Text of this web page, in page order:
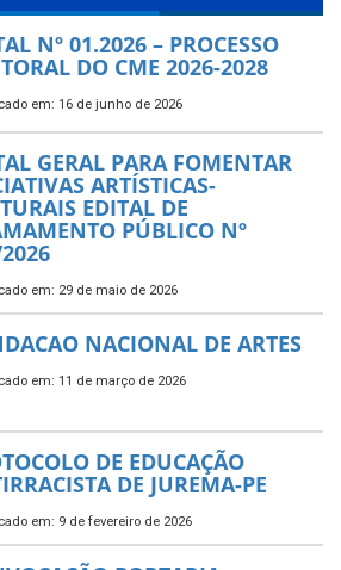
Nº 01.2026 – PROCESSO
DO CME 2026-2028
em: 16 de junho de 2026
GERAL PARA FOMENTAR
ARTÍSTICAS-
EDITAL DE
PÚBLICO Nº
em: 29 de maio de 2026
NACIONAL DE ARTES
em: 11 de março de 2026
DE EDUCAÇÃO
DE JUREMA-PE
em: 9 de fevereiro de 2026